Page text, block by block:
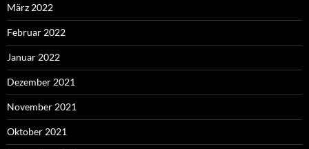
März 2022
Februar 2022
Januar 2022
Dezember 2021
November 2021
Oktober 2021